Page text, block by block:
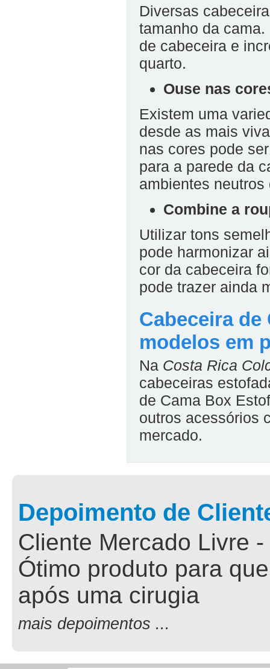
Diversas
tamanho da
de cabeceira e
quarto.
Ouse nas
Existem uma
desde as mais
nas cores pode
para a parede da
ambientes
Combine a
Utilizar tons
pode harmonizar
cor da cabeceira
pode trazer ainda
Cabeceira
modelos em
Na Costa Rica
cabeceiras
de Cama Box
outros acessórios
mercado.
Depoimento de
Cliente Mercado Livre
Ótimo produto para
após uma cirugia
mais depoimentos ...